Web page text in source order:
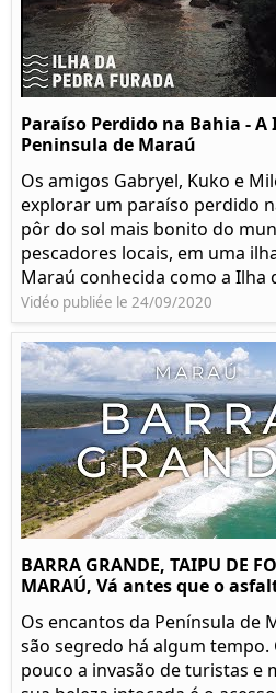
Paraíso Perdido na Bahia -
Peninsula de Maraú
Os amigos Gabryel, Kuko e
explorar um paraíso perdido
pôr do sol mais bonito do
pescadores locais, em uma
Maraú conhecida como a Ilha
Vidéo publiée le 24/09/2020
BARRA GRANDE, TAIPU DE
MARAÚ, Vá antes que o
Os encantos da Península de
são segredo há algum tempo.
pouco a invasão de turistas e